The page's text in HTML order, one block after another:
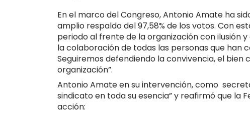
En el marco del Congreso, Antonio Amate ha
amplio respaldo del 97,58% de los votos. Con
periodo al frente de la organización con ilusión
la colaboración de todas las personas que
Seguiremos defendiendo la convivencia, el
organización”.
Antonio Amate en su intervención, como
sindicato en toda su esencia” y reafirmó que la
acción: